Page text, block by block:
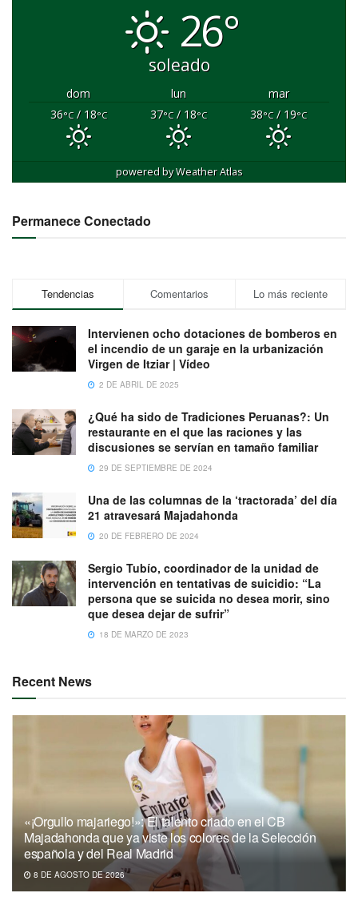
26°
soleado
dom lun
mar
36°C/ 18°C 37°C/ 18°C 38°C/ 19°C
powered byWeather Atlas
Permanece Conectado
Tendencias Comentarios Lo más reciente
Intervienen ocho dotaciones de bomberos en
el incendio de un garaje en la urbanización
Virgen de Itziar | Vídeo
2 DE ABRIL DE 2025
¿Qué ha sido de Tradiciones Peruanas?: Un
restaurante en el que las raciones y las
discusiones se servían en tamaño familiar
29 DE SEPTIEMBRE DE 2024
Una de las columnas de la ‘tractorada’ del día
21 atravesará Majadahonda
20 DE FEBRERO DE 2024
Sergio Tubío, coordinador de la unidad de
intervención en tentativas de suicidio: “La
persona que se suicida no desea morir, sino
que desea dejar de sufrir”
18 DE MARZO DE 2023
Recent News
«¡Orgullo majariego!»: El talento criado en el CB
Majadahonda que ya viste los colores de la Selección
española y del Real Madrid
8 DE AGOSTO DE 2026